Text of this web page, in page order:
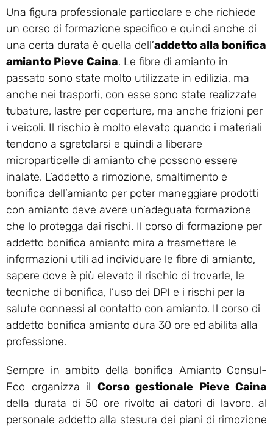
Una figura professionale particolare e che richiede
un corso di formazione specifico e quindi anche di
una certa durata è quella dell’addetto alla bonifica
amianto Pieve Caina. Le fibre di amianto in
passato sono state molto utilizzate in edilizia, ma
anche nei trasporti, con esse sono state realizzate
tubature, lastre per coperture, ma anche frizioni per
i veicoli. Il rischio è molto elevato quando i materiali
tendono a sgretolarsi e quindi a liberare
microparticelle di amianto che possono essere
inalate. L’addetto a rimozione, smaltimento e
bonifica dell’amianto per poter maneggiare prodotti
con amianto deve avere un’adeguata formazione
che lo protegga dai rischi. Il corso di formazione per
addetto bonifica amianto mira a trasmettere le
informazioni utili ad individuare le fibre di amianto,
sapere dove è più elevato il rischio di trovarle, le
tecniche di bonifica, l’uso dei DPI e i rischi per la
salute connessi al contatto con amianto. Il corso di
addetto bonifica amianto dura 30 ore ed abilita alla
professione.
Sempre in ambito della bonifica Amianto Consul-
Eco organizza il Corso gestionale Pieve Caina
della durata di 50 ore rivolto ai datori di lavoro, al
personale addetto alla stesura dei piani di rimozione